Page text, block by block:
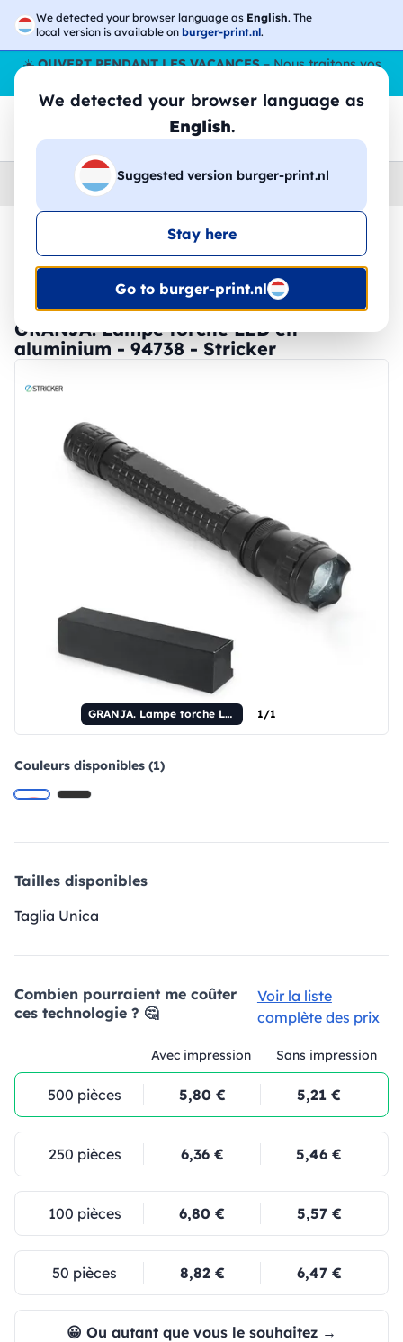
We detected your browser language as English. The
local version is available on burger-print.nl.
We detected your browser language as
English.
Suggested version burger-print.nl
Stay here
Go to burger-print.nl
☀️OUVERT PENDANT LES VACANCES– Nous traitons vos
Accessoires › technologie-personnalisee
🔥 Impression DTF à -30 %
GRANJA. Lampe torche LED en
aluminium - 94738 - Stricker
GRANJA. Lampe torche LED en aluminium 1/1
Couleurs disponibles (1)
Tailles disponibles
Taglia Unica
Combien pourraient me coûter
ces technologie ? 🤔
Voir la liste
complète des prix
Avec impression Sans impression
500 pièces 5,80 € 5,21 €
250 pièces 6,36 € 5,46 €
100 pièces 6,80 € 5,57 €
50 pièces 8,82 € 6,47 €
😀 Ou autant que vous le souhaitez →